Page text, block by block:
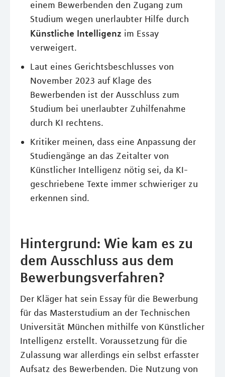
einem Bewerbenden den Zugang zum
Studium wegen unerlaubter Hilfe durch
Künstliche Intelligenz im Essay
verweigert.
Laut eines Gerichtsbeschlusses von
November 2023 auf Klage des
Bewerbenden ist der Ausschluss zum
Studium bei unerlaubter Zuhilfenahme
durch KI rechtens.
Kritiker meinen, dass eine Anpassung der
Studiengänge an das Zeitalter von
Künstlicher Intelligenz nötig sei, da KI-
geschriebene Texte immer schwieriger zu
erkennen sind.
Hintergrund: Wie kam es zu
dem Ausschluss aus dem
Bewerbungsverfahren?
Der Kläger hat sein Essay für die Bewerbung
für das Masterstudium an der Technischen
Universität München mithilfe von Künstlicher
Intelligenz erstellt. Voraussetzung für die
Zulassung war allerdings ein selbst erfasster
Aufsatz des Bewerbenden. Die Nutzung von